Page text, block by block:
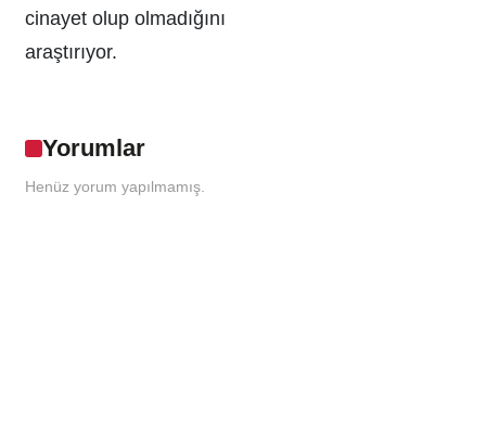
cinayet olup olmadığını
araştırıyor.
Yorumlar
Henüz yorum yapılmamış.